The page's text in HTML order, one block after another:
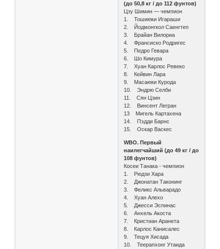
(до 50,8 кг / до 112 фунтов)
Цзу Шимин — чемпион
1. Тошиюки Игараши
2. Йодмонгкол Саенгтеп
3. Брайан Вилориа
4. Франсиско Родригес
5. Педро Гевара
6. Шо Кимура
7. Хуан Карлос Ревеко
8. Кейвин Лара
9. Масаюки Курода
10. Эндрю Селби
11. Сян Цзин
12. Винсент Легран
13 Мигель Картахена
14. Пэдди Барнс
15. Оскар Васкес
WBO. Первый
наилегчайший (до 49 кг / до
108 фунтов)
Косеи Танака - чемпион
1. Рюдзи Хара
2. Джонатан Таконинг
3. Феликс Альварадо
4. Хуан Алехо
5. Джесси Эспинас
6. Анхель Акоста
7. Кристиан Аранета
8. Карлос Канисалес
9. Тецуя Хисада
10. Теерапхонг Утаида